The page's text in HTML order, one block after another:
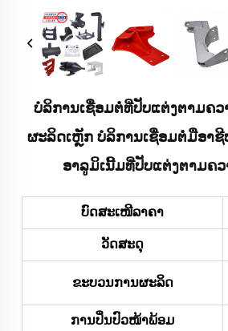
ບໍລິການເຊື່ອມຕໍ່ທີ່ປັບແຕ່ງຕາມຄ
ຜະລິດເຫຼັກ ບໍລິການເຊື່ອມຕໍ່ມືອາ
ອາລູມິເນີ້ມທີ່ປັບແຕ່ງຕາມຄ
ບົດສະເໜີລາຄາ
ວັດສະດຸ
ຂະບວນການຜະລິດ
ການປິ່ນປົວໜ້າພ້ອມ